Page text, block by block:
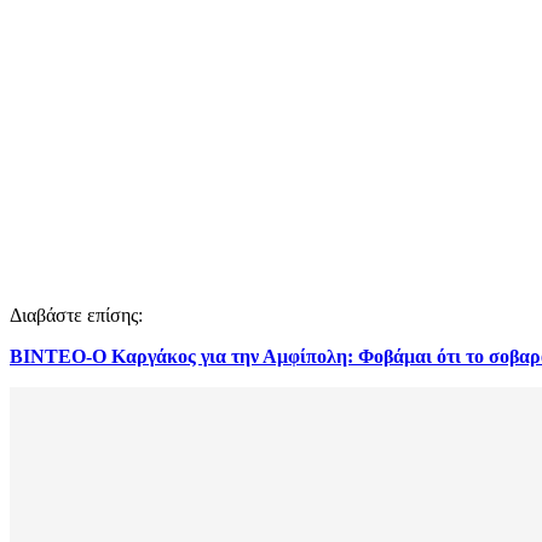
Διαβάστε επίσης:
ΒΙΝΤΕΟ-O Καργάκος για την Αμφίπολη: Φοβάμαι ότι το